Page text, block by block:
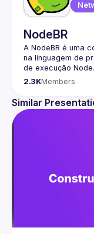
NodeBR
A NodeBR é uma
na linguagem de
de execução
reunir
compartilhar
fortalecer a
https://discord.gg/
A comunidade
encontros em
palestras,
aprimoramento
discussão, fóruns
2.3KMembers
Similar